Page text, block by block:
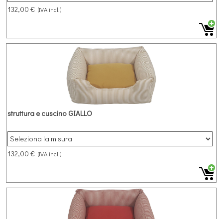
132,00 € (IVA incl.)
struttura e cuscino GIALLO
132,00 € (IVA incl.)